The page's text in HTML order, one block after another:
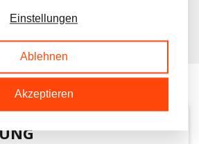
IN NL BEIM KAUF
UNS MIT A 9.6/10
Einstellungen
Ablehnen
Akzeptieren